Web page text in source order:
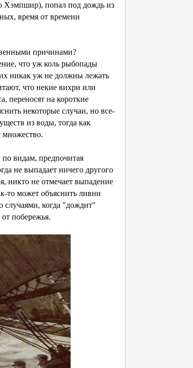
Хэмпшир), попал под дождь из
время от времени
причинами?
что уж коль рыбопады
никак уж не должны лежать
что некие вихри или
переносят на короткие
некоторые случаи, но все-
из воды, тогда как
множество.
видам, предпочитая
не выпадает ничего другого
никто не отмечает выпадение
то может объяснить ливни
случаями, когда "дождит"
побережья.